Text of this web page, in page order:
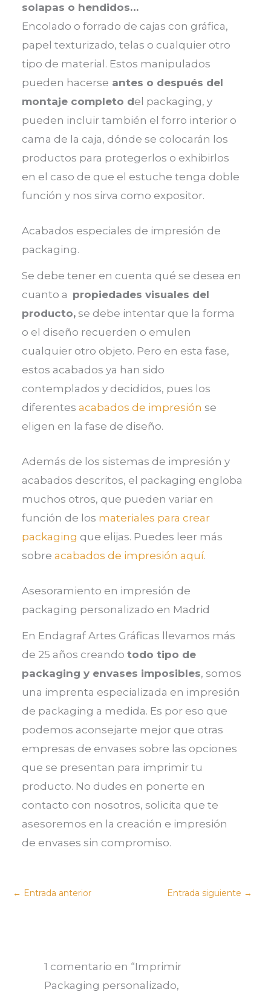
solapas o hendidos…
Encolado o forrado de cajas con gráfica,
papel texturizado, telas o cualquier otro
tipo de material. Estos manipulados
pueden hacerse antes o después del
montaje completo del packaging, y
pueden incluir también el forro interior o
cama de la caja, dónde se colocarán los
productos para protegerlos o exhibirlos
en el caso de que el estuche tenga doble
función y nos sirva como expositor.
Acabados especiales de impresión de
packaging.
Se debe tener en cuenta qué se desea en
cuanto a propiedades visuales del
producto, se debe intentar que la forma
o el diseño recuerden o emulen
cualquier otro objeto. Pero en esta fase,
estos acabados ya han sido
contemplados y decididos, pues los
diferentes acabados de impresión se
eligen en la fase de diseño.
Además de los sistemas de impresión y
acabados descritos, el packaging engloba
muchos otros, que pueden variar en
función de los materiales para crear
packaging que elijas. Puedes leer más
sobre acabados de impresión aquí.
Asesoramiento en impresión de
packaging personalizado en Madrid
En Endagraf Artes Gráficas llevamos más
de 25 años creandotodo tipo de
packaging y envases imposibles, somos
una imprenta especializada en impresión
de packaging a medida. Es por eso que
podemos aconsejarte mejor que otras
empresas de envases sobre las opciones
que se presentan para imprimir tu
producto. No dudes en ponerte en
contacto con nosotros, solicita que te
asesoremos en la creación e impresión
de envases sin compromiso.
← Entrada anterior Entrada siguiente →
1 comentario en “Imprimir
Packaging personalizado,